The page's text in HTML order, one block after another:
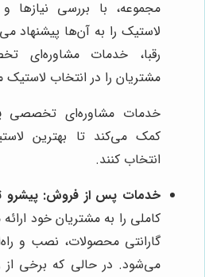
مجموعه، با بررسی نیازها
لاستیک را به آن‌ها پیشنهاد
رقبا، خدمات مشاوره‌ای
مشتریان را در انتخاب
خدمات مشاوره‌ای تخصصی
کمک می‌کند تا بهترین
انتخاب کنند.
خدمات پس از فروش: پیشرو
کاملی را به مشتریان خود
گارانتی محصولات، نصب و
می‌شود. در حالی که برخی